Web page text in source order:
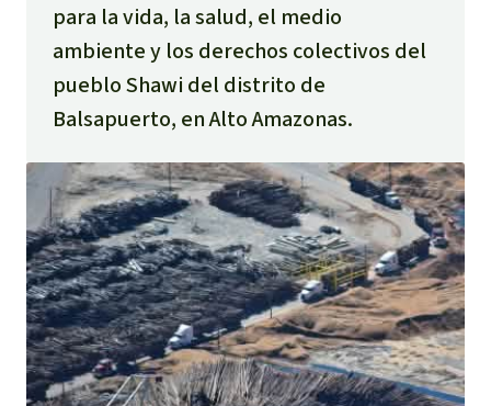
para la vida, la salud, el medio
ambiente y los derechos colectivos del
pueblo Shawi del distrito de
Balsapuerto, en Alto Amazonas.